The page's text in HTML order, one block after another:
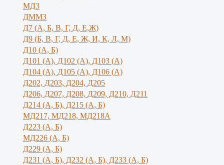
МД3
ДММ3
Д7 (А, Б, В, Г, Д, Е,Ж)
Д9 (Б, В, Г, Д, Е, Ж, И, К, Л, М)
Д10 (А, Б)
Д101 (А), Д102 (А), Д103 (А)
Д104 (А), Д105 (А), Д106 (А)
Д202, Д203, Д204, Д205
Д206, Д207, Д208, Д209, Д210, Д211
Д214 (А, Б), Д215 (А, Б)
МД217, МД218, МД218А
Д223 (А, Б)
МД226 (А, Б)
Д229 (А, Б)
Д231 (А, Б), Д232 (А, Б), Д233 (А, Б)